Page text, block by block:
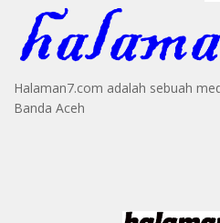
Halaman7.com adalah sebuah
Banda Aceh